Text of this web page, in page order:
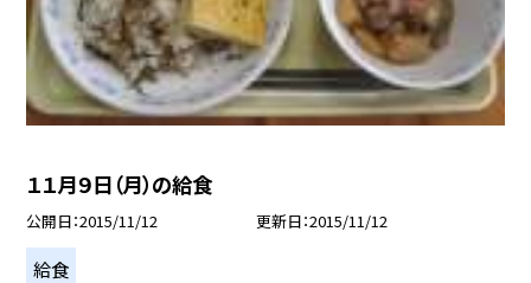
１１月９日（月）の給食
公開日 2015/11/12 更新日 2015/11/12
給食